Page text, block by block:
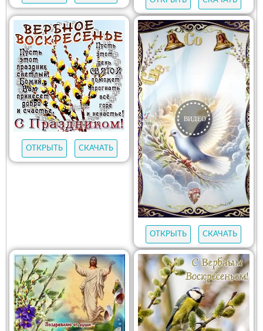
ОТКРЫТЬ СКАЧАТЬ
ОТКРЫТЬ СКАЧАТЬ